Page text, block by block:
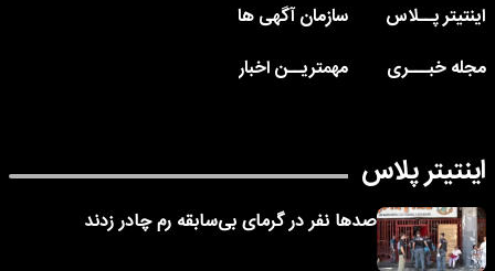
اینتیتر پــلاس
سازمان آگهی ها
مجله خبـــری
مهمتریــن اخبار
اینتیتر پلاس
صدها نفر در گرمای بی‌سابقه رم چادر زدند